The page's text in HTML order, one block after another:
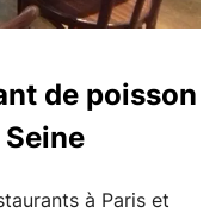
de poisson
à Paris et